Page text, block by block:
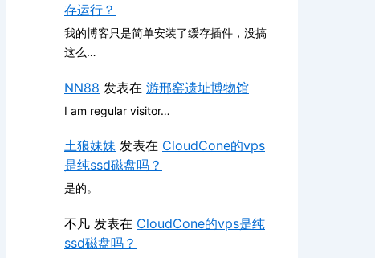
存运行？
我的博客只是简单安装了缓存插件，没搞
这么…
NN88 发表在 游邢窑遗址博物馆
I am regular visitor…
土狼妹妹 发表在 CloudCone的vps
是纯ssd磁盘吗？
是的。
不凡 发表在 CloudCone的vps是纯
ssd磁盘吗？